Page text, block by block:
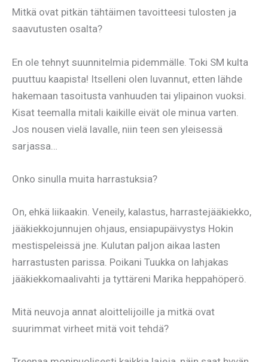
Mitkä ovat pitkän tähtäimen tavoitteesi tulosten ja
saavutusten osalta?
En ole tehnyt suunnitelmia pidemmälle. Toki SM kulta
puuttuu kaapista! Itselleni olen luvannut, etten lähde
hakemaan tasoitusta vanhuuden tai ylipainon vuoksi.
Kisat teemalla mitali kaikille eivät ole minua varten.
Jos nousen vielä lavalle, niin teen sen yleisessä
sarjassa…
Onko sinulla muita harrastuksia?
On, ehkä liikaakin. Veneily, kalastus, harrastejääkiekko,
jääkiekkojunnujen ohjaus, ensiapupäivystys Hokin
mestispeleissä jne. Kulutan paljon aikaa lasten
harrastusten parissa. Poikani Tuukka on lahjakas
jääkiekkomaalivahti ja tyttäreni Marika heppahöperö.
Mitä neuvoja annat aloittelijoille ja mitkä ovat
suurimmat virheet mitä voit tehdä?